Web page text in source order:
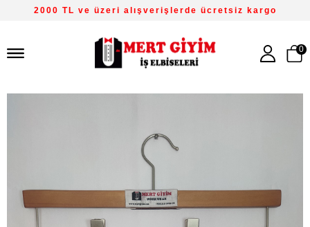
2000 TL ve üzeri alışverişlerde ücretsiz kargo
0